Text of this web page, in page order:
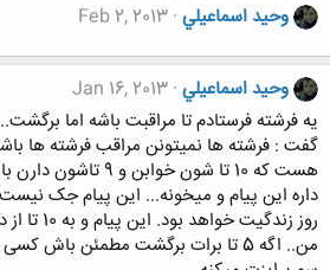
وحيد اسماعيلي Feb 2, 2013
وحيد اسماعيلي Jan 16, 2013
یه فرشته فرستادم تا مراقبت باشه اما
هست که 10 تا شون
داره این پیام و میخونه... این پیام جک نیست
روز
من.. اگه 5 تا برات برگشت مطمئن